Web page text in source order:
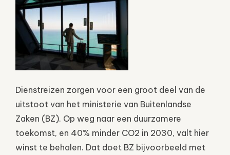
Dienstreizen zorgen voor een groot deel van de
uitstoot van het ministerie van Buitenlandse
Zaken (BZ). Op weg naar een duurzamere
toekomst, en 40% minder CO2 in 2030, valt hier
winst te behalen. Dat doet BZ bijvoorbeeld met